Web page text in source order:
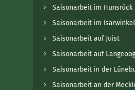
Saisonarbeit im Hunsrück
Saisonarbeit im Isarwinkel
Saisonarbeit auf Juist
Saisonarbeit auf Langeoog
Saisonarbeit in der
Saisonarbeit an der